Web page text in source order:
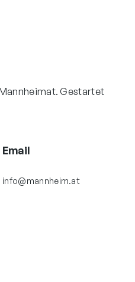
Gestartet
Email
info@mannheim.at